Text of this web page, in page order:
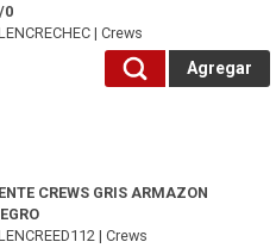
0
| Crews
Agregar
CREWS GRIS ARMAZON
| Crews